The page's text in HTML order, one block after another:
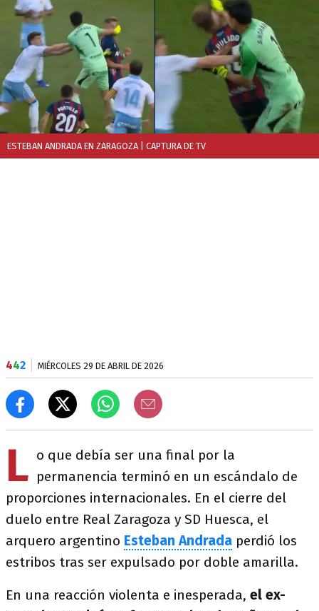
ESTEBAN ANDRADA EN ZARAGOZA | CAPTURA DE TV
442 MIÉRCOLES 29 DE ABRIL DE 2026
L o que debía ser una final por la
permanencia terminó en un escándalo de
proporciones internacionales. En el cierre del
duelo entre Real Zaragoza y SD Huesca, el
arquero argentino Esteban Andrada perdió los
estribos tras ser expulsado por doble amarilla.
En una reacción violenta e inesperada, el ex-